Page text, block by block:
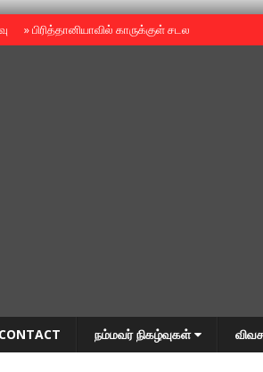
»பிரித்தானியாவில் காருக்குள் சடலம் -
CONTACT நம்மவர் நிகழ்வுகள்